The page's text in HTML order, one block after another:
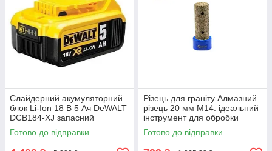
Слайдерний акумуляторний
блок Li-Ion 18 В 5 Ач DeWALT
DCB184-XJ запасний
акумулятор для
електроінструменту АКБ лі-
іон
Готово до відправки
Різець для граніту Алмазний
різець 20 мм М14: ідеальний
інструмент для обробки
кераміки Geko G37520
Готово до відправки